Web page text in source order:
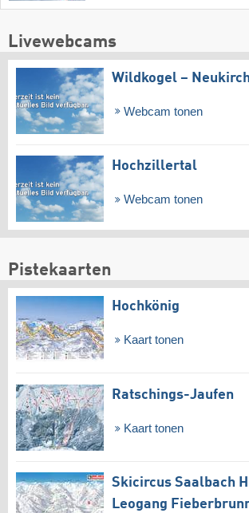
Livewebcams
Wildkogel –
Webcam tonen
Hochzillertal
Webcam tonen
Pistekaarten
Hochkönig
Kaart tonen
Ratschings-Jaufen
Kaart tonen
Skicircus Saalbach
Leogang